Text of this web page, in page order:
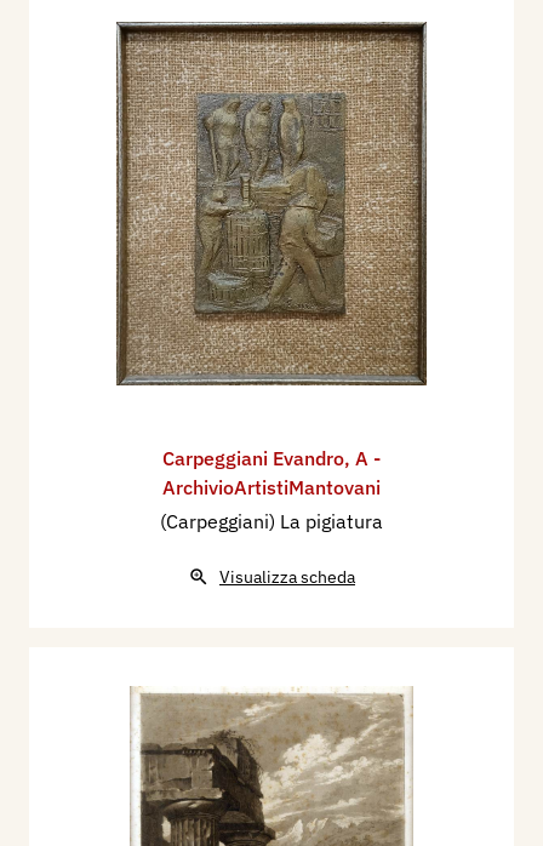
Carpeggiani Evandro, A -
ArchivioArtistiMantovani
(Carpeggiani) La pigiatura
Visualizza scheda